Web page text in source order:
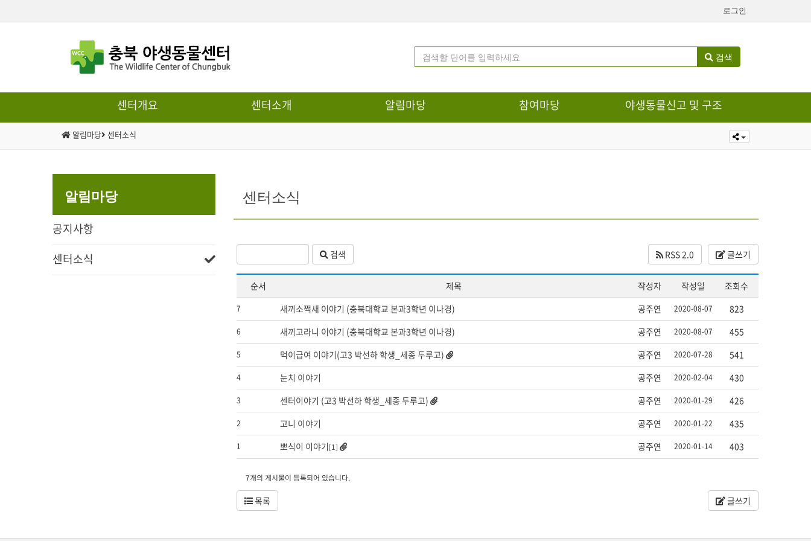
로그인
검색
센터개요 센터소개 알림마당 참여마당 야생동물신고 및 구조
알림마당 센터소식
알림마당
공지사항
센터소식
센터소식
검색 글쓰기
RSS 2.0
순서 제목 작성자 작성일 조회수
7 새끼소쩍새 이야기 (충북대학교 본과3학년 이나경) 공주연 2020-08-07 823
6 새끼고라니 이야기 (충북대학교 본과3학년 이나경) 공주연 2020-08-07 455
5 먹이급여 이야기(고3 박선하 학생_세종 두루고) 공주연 2020-07-28 541
4 눈치 이야기 공주연 2020-02-04 430
3 센터이야기 (고3 박선하 학생_세종 두루고) 공주연 2020-01-29 426
2 고니 이야기 공주연 2020-01-22 435
1 뽀식이 이야기[1] 공주연 2020-01-14 403
7개의 게시물이 등록되어 있습니다.
목록 글쓰기